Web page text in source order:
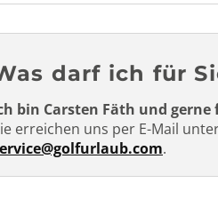
darf ich für
bin Carsten Fäth und gerne
erreichen uns per E-Mail